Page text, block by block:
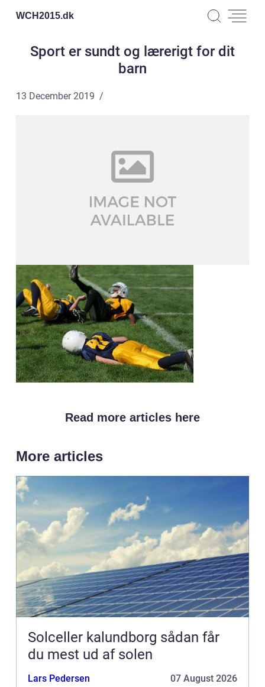
WCH2015.dk
Sport er sundt og lærerigt for dit
barn
13 December 2019
Read more articles here
More articles
Solceller kalundborg sådan får
du mest ud af solen
Lars Pedersen 07 August 2026